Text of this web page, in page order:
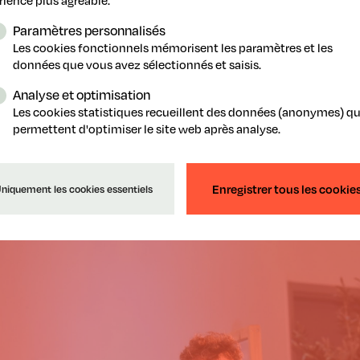
Martin Van Gheluwe (Syngenta)a été clair dans son
d'énormes défis, mais nous devons les affronter
fournisseurs et gouvernement, doit regarder dans la
alimentaire durable et résiliente en Belgique et en
Paramètres personnalisés
Les cookies fonctionnels mémorisent les paramètres et les
données que vous avez sélectionnés et saisis.
Analyse et optimisation
Les cookies statistiques recueillent des données (anonymes)
permettent d'optimiser le site web après analyse.
les cookies essentiels Enregistrer tous les